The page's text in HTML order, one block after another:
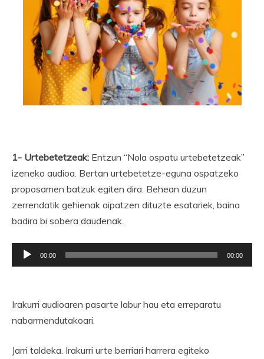
1- Urtebetetzeak: Entzun “Nola ospatu urtebetetzeak”
izeneko audioa. Bertan urtebetetze-eguna ospatzeko
proposamen batzuk egiten dira. Behean duzun
zerrendatik gehienak aipatzen dituzte esatariek, baina
badira bi sobera daudenak.
Soinu
erreproduzigailua
00:00 00:00
Irakurri audioaren pasarte labur hau eta erreparatu
nabarmendutakoari.
Jarri taldeka. Irakurri urte berriari harrera egiteko